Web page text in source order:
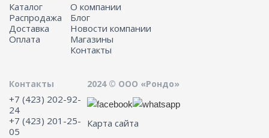
Каталог
Распродажа
Доставка
Оплата
О компании
Блог
Новости компании
Магазины
Контакты
Контакты
+7 (423) 202-92-
24
+7 (423) 201-25-
05
2024 © ООО «Рондо»
Карта сайта